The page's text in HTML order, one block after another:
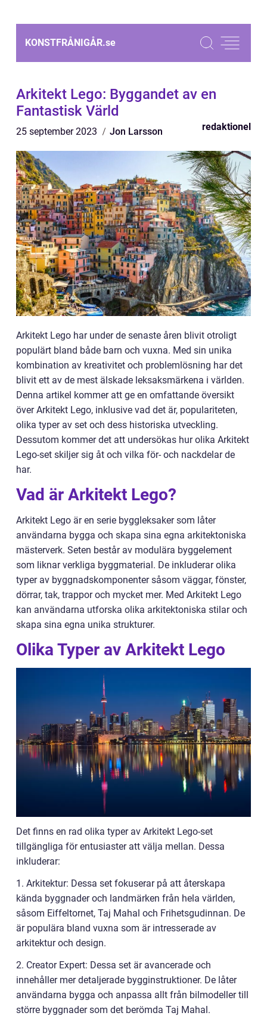
KONSTFRÅNIGÅR.se
Arkitekt Lego: Byggandet av en
Fantastisk Värld
25 september 2023 Jon Larsson redaktionel
Arkitekt Lego har under de senaste åren blivit otroligt
populärt bland både barn och vuxna. Med sin unika
kombination av kreativitet och problemlösning har det
blivit ett av de mest älskade leksaksmärkena i världen.
Denna artikel kommer att ge en omfattande översikt
över Arkitekt Lego, inklusive vad det är, populariteten,
olika typer av set och dess historiska utveckling.
Dessutom kommer det att undersökas hur olika Arkitekt
Lego-set skiljer sig åt och vilka för- och nackdelar de
har.
Vad är Arkitekt Lego?
Arkitekt Lego är en serie byggleksaker som låter
användarna bygga och skapa sina egna arkitektoniska
mästerverk. Seten består av modulära byggelement
som liknar verkliga byggmaterial. De inkluderar olika
typer av byggnadskomponenter såsom väggar, fönster,
dörrar, tak, trappor och mycket mer. Med Arkitekt Lego
kan användarna utforska olika arkitektoniska stilar och
skapa sina egna unika strukturer.
Olika Typer av Arkitekt Lego
Det finns en rad olika typer av Arkitekt Lego-set
tillgängliga för entusiaster att välja mellan. Dessa
inkluderar:
1. Arkitektur: Dessa set fokuserar på att återskapa
kända byggnader och landmärken från hela världen,
såsom Eiffeltornet, Taj Mahal och Frihetsgudinnan. De
är populära bland vuxna som är intresserade av
arkitektur och design.
2. Creator Expert: Dessa set är avancerade och
innehåller mer detaljerade bygginstruktioner. De låter
användarna bygga och anpassa allt från bilmodeller till
större byggnader som det berömda Taj Mahal.